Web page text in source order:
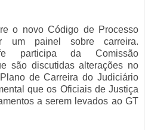
o novo Código de Processo
um painel sobre carreira.
participa da Comissão
são discutidas alterações no
de Carreira do Judiciário
que os Oficiais de Justiça
a serem levados ao GT